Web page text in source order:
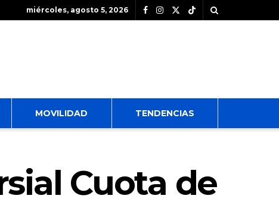
miércoles, agosto 5, 2026
MOVILIDAD TENDENCIAS
Cuota de